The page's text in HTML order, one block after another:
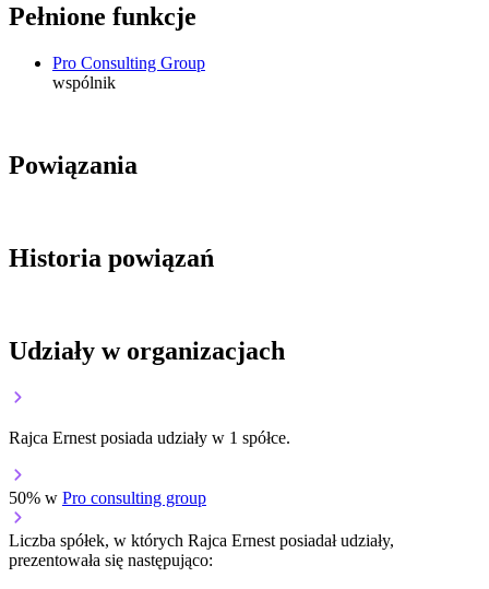
Pełnione funkcje
Pro Consulting Group
wspólnik
Powiązania
Historia powiązań
Udziały w organizacjach
Rajca Ernest posiada udziały w 1 spółce.
50% w Pro consulting group
Liczba spółek, w których Rajca Ernest posiadał udziały,
prezentowała się następująco: